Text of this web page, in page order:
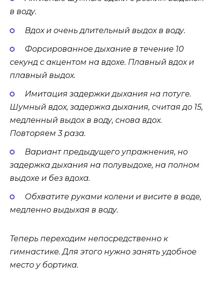
в воду.
Вдох и очень длительный выдох в воду.
Форсированное дыхание в течение 10
секунд с акцентом на вдохе. Плавный вдох и
плавный выдох.
Имитация задержки дыхания на потуге.
Шумный вдох, задержка дыхания, считая до 15,
медленный выдох в воду, снова вдох.
Повторяем 3 раза.
Вариант предыдущего упражнения, но
задержка дыхания на полувыдохе, на полном
выдохе и без вдоха.
Обхватите руками колени и висите в воде,
медленно выдыхая в воду.
Теперь переходим непосредственно к
гимнастике. Для этого нужно занять удобное
место у бортика.